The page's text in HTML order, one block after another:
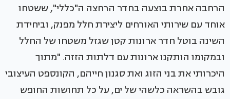
הרחבה אחרת בוצעה בחדר הרחצה ה"כללי", ששטחו
אוחד עם שירותי האורחים ליצירת חלל מפנק, וביחידת
השינה בוטל חדר ארונות קטן שגזל משטחו של החלל
ובמקומו הותקנו ארונות עם דלתות הזזה. "מתוך
היכרותי את בני הזוג ואת סגנון חייהם, הקונספט העיצובי
גובש בהשראה כלשהי של ים, על כל תחושות החופש